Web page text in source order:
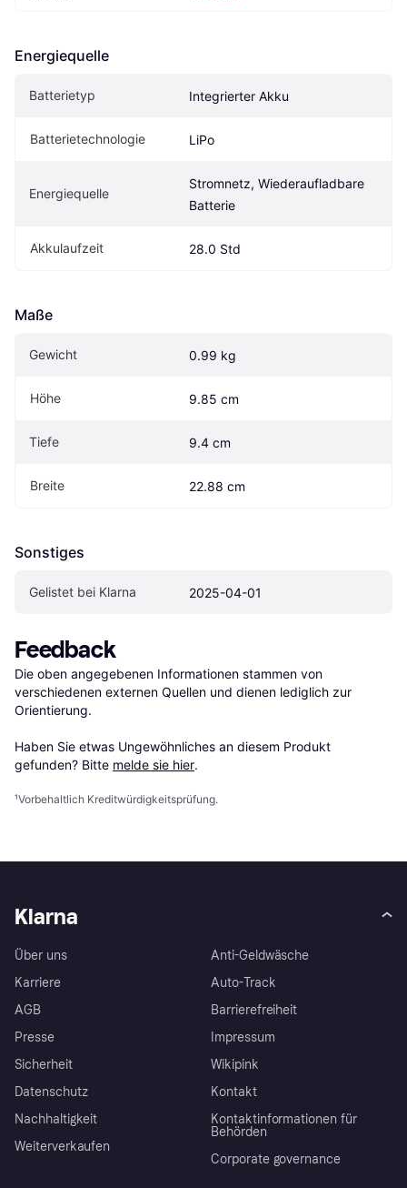
Energiequelle
Batterietyp Integrierter Akku
Batterietechnologie LiPo
Energiequelle
Stromnetz, Wiederaufladbare
Batterie
Akkulaufzeit 28.0 Std
Maße
Gewicht 0.99 kg
Höhe 9.85 cm
Tiefe 9.4 cm
Breite 22.88 cm
Sonstiges
Gelistet bei Klarna 2025-04-01
Feedback
Die oben angegebenen Informationen stammen von
verschiedenen externen Quellen und dienen lediglich zur
Orientierung.
Haben Sie etwas Ungewöhnliches an diesem Produkt
gefunden? Bitte melde sie hier.
¹Vorbehaltlich Kreditwürdigkeitsprüfung.
Klarna
Über uns
Karriere
AGB
Presse
Sicherheit
Datenschutz
Nachhaltigkeit
Weiterverkaufen
Anti-Geldwäsche
Auto-Track
Barrierefreiheit
Impressum
Wikipink
Kontakt
Kontaktinformationen für
Behörden
Corporate governance